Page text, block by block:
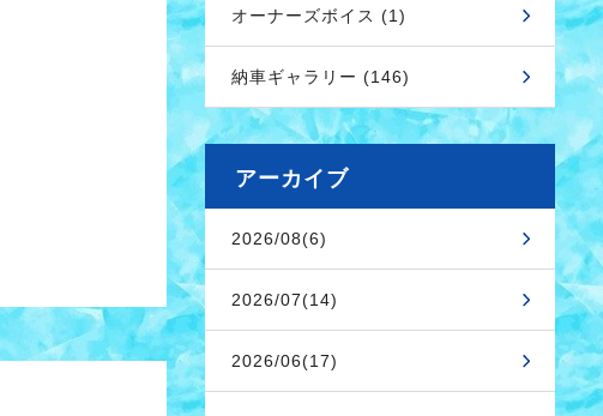
オーナーズボイス (1)
納車ギャラリー (146)
アーカイブ
2026/08(6)
2026/07(14)
2026/06(17)